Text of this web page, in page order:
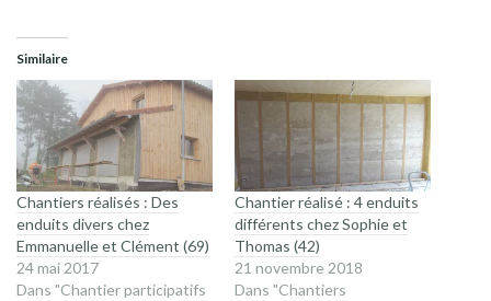
dans
nouvelle
fenêtre)fenêtre)
Similaire
Chantiers réalisés : Des
enduits divers chez
Emmanuelle et Clément (69)
24 mai 2017
Dans "Chantier participatifs
Chantier réalisé : 4 enduits
différents chez Sophie et
Thomas (42)
21 novembre 2018
Dans "Chantiers